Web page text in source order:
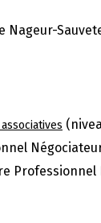
Nageur-
Professionnel